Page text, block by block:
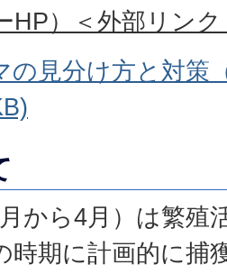
HP）＜外部リンク
の見分け方と対策
から4月）は繁殖
時期に計画的に捕